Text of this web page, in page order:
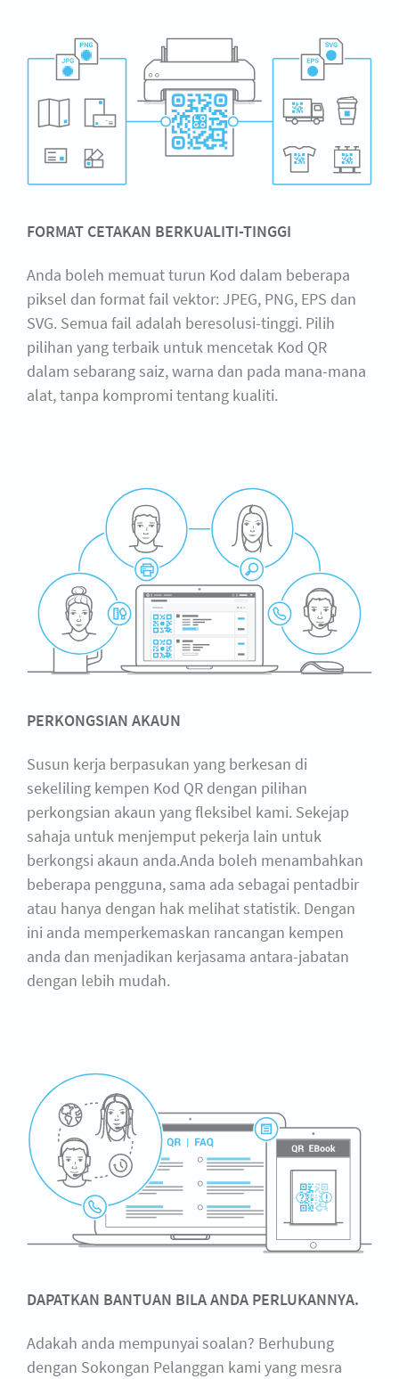
FORMAT CETAKAN BERKUALITI-TINGGI
Anda boleh memuat turun Kod dalam beberapa
piksel dan format fail vektor: JPEG, PNG, EPS dan
SVG. Semua fail adalah beresolusi-tinggi. Pilih
pilihan yang terbaik untuk mencetak Kod QR
dalam sebarang saiz, warna dan pada mana-mana
alat, tanpa kompromi tentang kualiti.
PERKONGSIAN AKAUN
Susun kerja berpasukan yang berkesan di
sekeliling kempen Kod QR dengan pilihan
perkongsian akaun yang fleksibel kami. Sekejap
sahaja untuk menjemput pekerja lain untuk
berkongsi akaun anda.Anda boleh menambahkan
beberapa pengguna, sama ada sebagai pentadbir
atau hanya dengan hak melihat statistik. Dengan
ini anda memperkemaskan rancangan kempen
anda dan menjadikan kerjasama antara-jabatan
dengan lebih mudah.
DAPATKAN BANTUAN BILA ANDA PERLUKANNYA.
Adakah anda mempunyai soalan? Berhubung
dengan Sokongan Pelanggan kami yang mesra